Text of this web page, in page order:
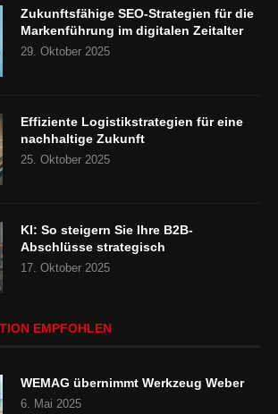
Zukunftsfähige SEO-Strategien für die
Markenführung im digitalen Zeitalter
29. Oktober 2025
Effiziente Logistikstrategien für eine
nachhaltige Zukunft
25. Oktober 2025
KI: So steigern Sie Ihre B2B-
Abschlüsse strategisch
17. Oktober 2025
EMPFOHLEN
WEMAG übernimmt Werkzeug Weber
6. Mai 2025